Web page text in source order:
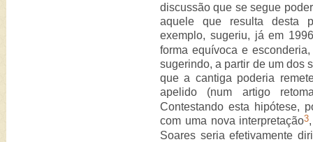
discussão que se segue
aquele que resulta desta
exemplo, sugeriu, já em
forma equívoca e
sugerindo, a partir de um dos
que a cantiga poderia
apelido (num artigo
Contestando esta hipótese,
com uma nova interpretação3
Soares seria efetivamente